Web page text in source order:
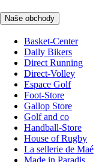
Naše obchody
Basket-Center
Daily Bikers
Direct Running
Direct-Volley
Espace Golf
Foot-Store
Gallop Store
Golf and co
Handball-Store
House of Rugby
La sellerie de Maé
Made in Paradis